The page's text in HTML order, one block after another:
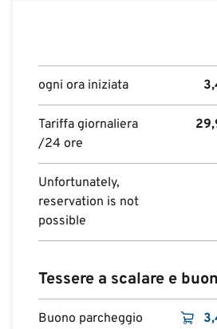
ogni ora iniziata
Tariffa giornaliera
/24 ore
Unfortunately,
reservation is not
possible
Tessere a scalare e
Buono parcheggio